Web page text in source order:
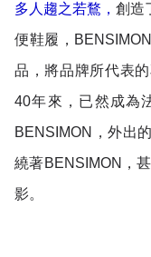
多人趨之若鶩， 創造
便鞋履， BENSIMON
品，將品牌所代表
40年來，已然成為
BENSIMON，外出
繞著BENSIMON，
影。